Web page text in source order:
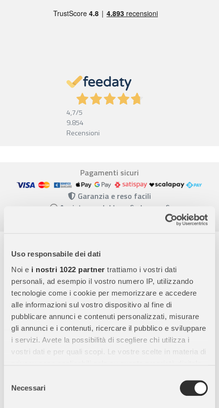
Uso responsabile dei dati
Noi e i nostri 1022 partner trattiamo i vostri dati
personali, ad esempio il vostro numero IP, utilizzando
tecnologie come i cookie per memorizzare e accedere
alle informazioni sul vostro dispositivo al fine di
pubblicare annunci e contenuti personalizzati, misurare
gli annunci e i contenuti, ricercare il pubblico e sviluppare
i servizi. Avete la possibilità di scegliere chi utilizza i
vostri dati e per quali scopi. Le vostre scelte in materia di
modificare o revocare il proprio consenso in qualsiasi
momento dalla Dichiarazione sui cookie o facendo clic
delNecessari
4,7/5
9.854
Recensioni
Pagamenti sicuri
Garanzia e reso facili
Assistenza dal lunedì al venerdì
Descrizione completa
Creazioni 3D Magiche Simba Aqua Gelz Deluxe i bambini
possono creare personaggimorbidi e tridimensionali
partendo da semplici gel colorati. Un’attività creativa che
stimola fantasia, manualità e senso artistico in modo
sorprendente.
Facile e Divertente da UsareBasta riempire gli stampi con i
gel colorati, immergerli nell’acqua e osservare la magia: in pochi
secondi le forme piatte si trasformano infigure 3D uniche ,
Gioco Creativo con Acqua
La grande ciotola inclusa con
permette di far